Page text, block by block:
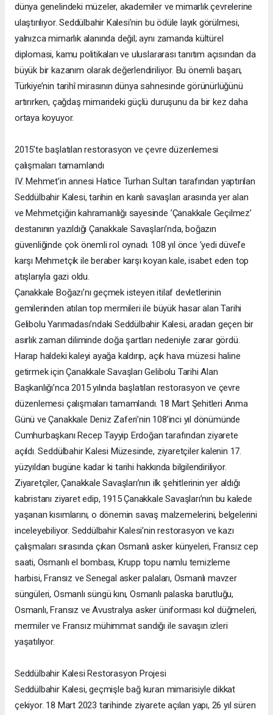
dünya genelindeki müzeler, akademiler ve mimarlık çevrelerine
ulaştırılıyor. Seddülbahir Kalesi’nin bu ödüle layık görülmesi,
yalnızca mimarlık alanında değil; aynı zamanda kültürel
diplomasi, kamu politikaları ve uluslararası tanıtım açısından da
büyük bir kazanım olarak değerlendiriliyor. Bu önemli başarı,
Türkiye’nin tarihî mirasının dünya sahnesinde görünürlüğünü
artırırken, çağdaş mimarideki güçlü duruşunu da bir kez daha
ortaya koyuyor.
2015’te başlatılan restorasyon ve çevre düzenlemesi
çalışmaları tamamlandı
IV. Mehmet’in annesi Hatice Turhan Sultan tarafından yaptırılan
Seddülbahir Kalesi, tarihin en kanlı savaşları arasında yer alan
ve Mehmetçiğin kahramanlığı sayesinde ’Çanakkale Geçilmez’
destanının yazıldığı Çanakkale Savaşları’nda, boğazın
güvenliğinde çok önemli rol oynadı. 108 yıl önce ’yedi düvel’e
karşı Mehmetçik ile beraber karşı koyan kale, isabet eden top
atışlarıyla gazi oldu.
Çanakkale Boğazı’nı geçmek isteyen itilaf devletlerinin
gemilerinden atılan top mermileri ile büyük hasar alan Tarihi
Gelibolu Yarımadası’ndaki Seddülbahir Kalesi, aradan geçen bir
asırlık zaman diliminde doğa şartları nedeniyle zarar gördü.
Harap haldeki kaleyi ayağa kaldırıp, açık hava müzesi haline
getirmek için Çanakkale Savaşları Gelibolu Tarihi Alan
Başkanlığı’nca 2015 yılında başlatılan restorasyon ve çevre
düzenlemesi çalışmaları tamamlandı. 18 Mart Şehitleri Anma
Günü ve Çanakkale Deniz Zaferi’nin 108’inci yıl dönümünde
Cumhurbaşkanı Recep Tayyip Erdoğan tarafından ziyarete
açıldı. Seddülbahir Kalesi Müzesinde, ziyaretçiler kalenin 17.
yüzyıldan bugüne kadar ki tarihi hakkında bilgilendiriliyor.
Ziyaretçiler, Çanakkale Savaşları’nın ilk şehitlerinin yer aldığı
kabristanı ziyaret edip, 1915 Çanakkale Savaşları’nın bu kalede
yaşanan kısımlarını, o dönemin savaş malzemelerini, belgelerini
inceleyebiliyor. Seddülbahir Kalesi’nin restorasyon ve kazı
çalışmaları sırasında çıkan Osmanlı asker künyeleri, Fransız cep
saati, Osmanlı el bombası, Krupp topu namlu temizleme
harbisi, Fransız ve Senegal asker palaları, Osmanlı mavzer
süngüleri, Osmanlı süngü kını, Osmanlı palaska barutluğu,
Osmanlı, Fransız ve Avustralya asker üniforması kol düğmeleri,
mermiler ve Fransız mühimmat sandığı ile savaşın izleri
yaşatılıyor.
Seddülbahir Kalesi Restorasyon Projesi
Seddülbahir Kalesi, geçmişle bağ kuran mimarisiyle dikkat
çekiyor. 18 Mart 2023 tarihinde ziyarete açılan yapı, 26 yıl süren